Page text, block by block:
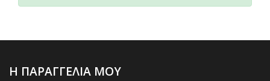
Η ΠΑΡΑΓΓΕΛΙΑ ΜΟΥ